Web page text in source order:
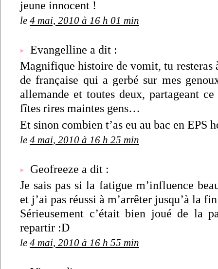
jeune innocent !
le 4 mai, 2010 à 16 h 01 min
Evangelline a dit :
Magnifique histoire de vomit, tu resteras
de française qui a gerbé sur mes
allemande et toutes deux, partageant
fîtes rires maintes gens…
Et sinon combien t’as eu au bac en EPS
le 4 mai, 2010 à 16 h 25 min
Geofreeze a dit :
Je sais pas si la fatigue m’influence
et j’ai pas réussi à m’arrêter jusqu’à la
Sérieusement c’était bien joué de la
repartir :D
le 4 mai, 2010 à 16 h 55 min